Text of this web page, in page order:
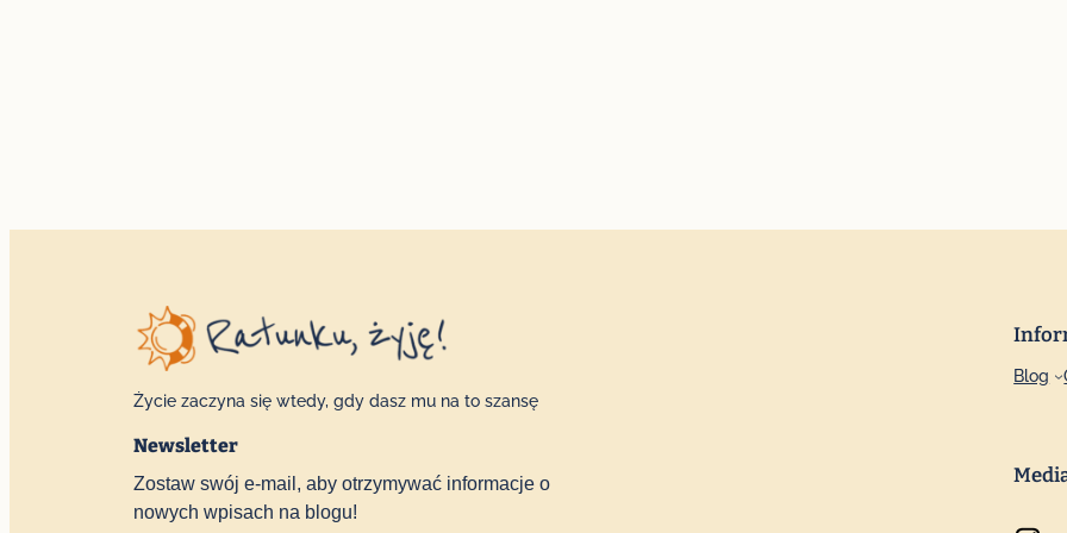
Życie zaczyna się wtedy, gdy dasz mu na to szansę
Newsletter
Zostaw swój e-mail, aby otrzymywać informacje o
nowych wpisach na blogu!
Blog